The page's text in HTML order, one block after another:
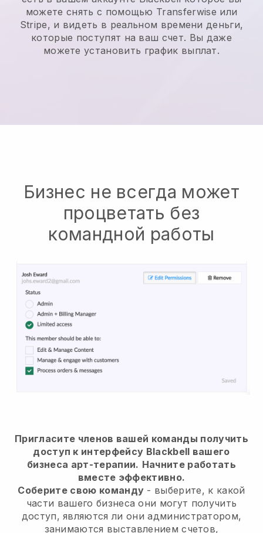
можете снять с помощью Transferwise или
Stripe, и видеть в реальном времени деньги,
которые поступят на ваш счет. Вы даже
можете установить график выплат.
Бизнес не всегда может
процветать без
командной работы
Пригласите членов вашей команды получить
доступ к интерфейсу Blackbell вашего
бизнеса арт-терапии. Начните работать
вместе эффективно.
Соберите свою команду - выберите, к какой
части вашего бизнеса они могут получить
доступ, являются ли они администратором,
занимаются выставлением счетов,